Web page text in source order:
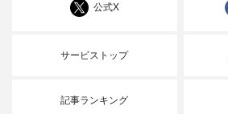
公式X
サービストップ
記事ランキング